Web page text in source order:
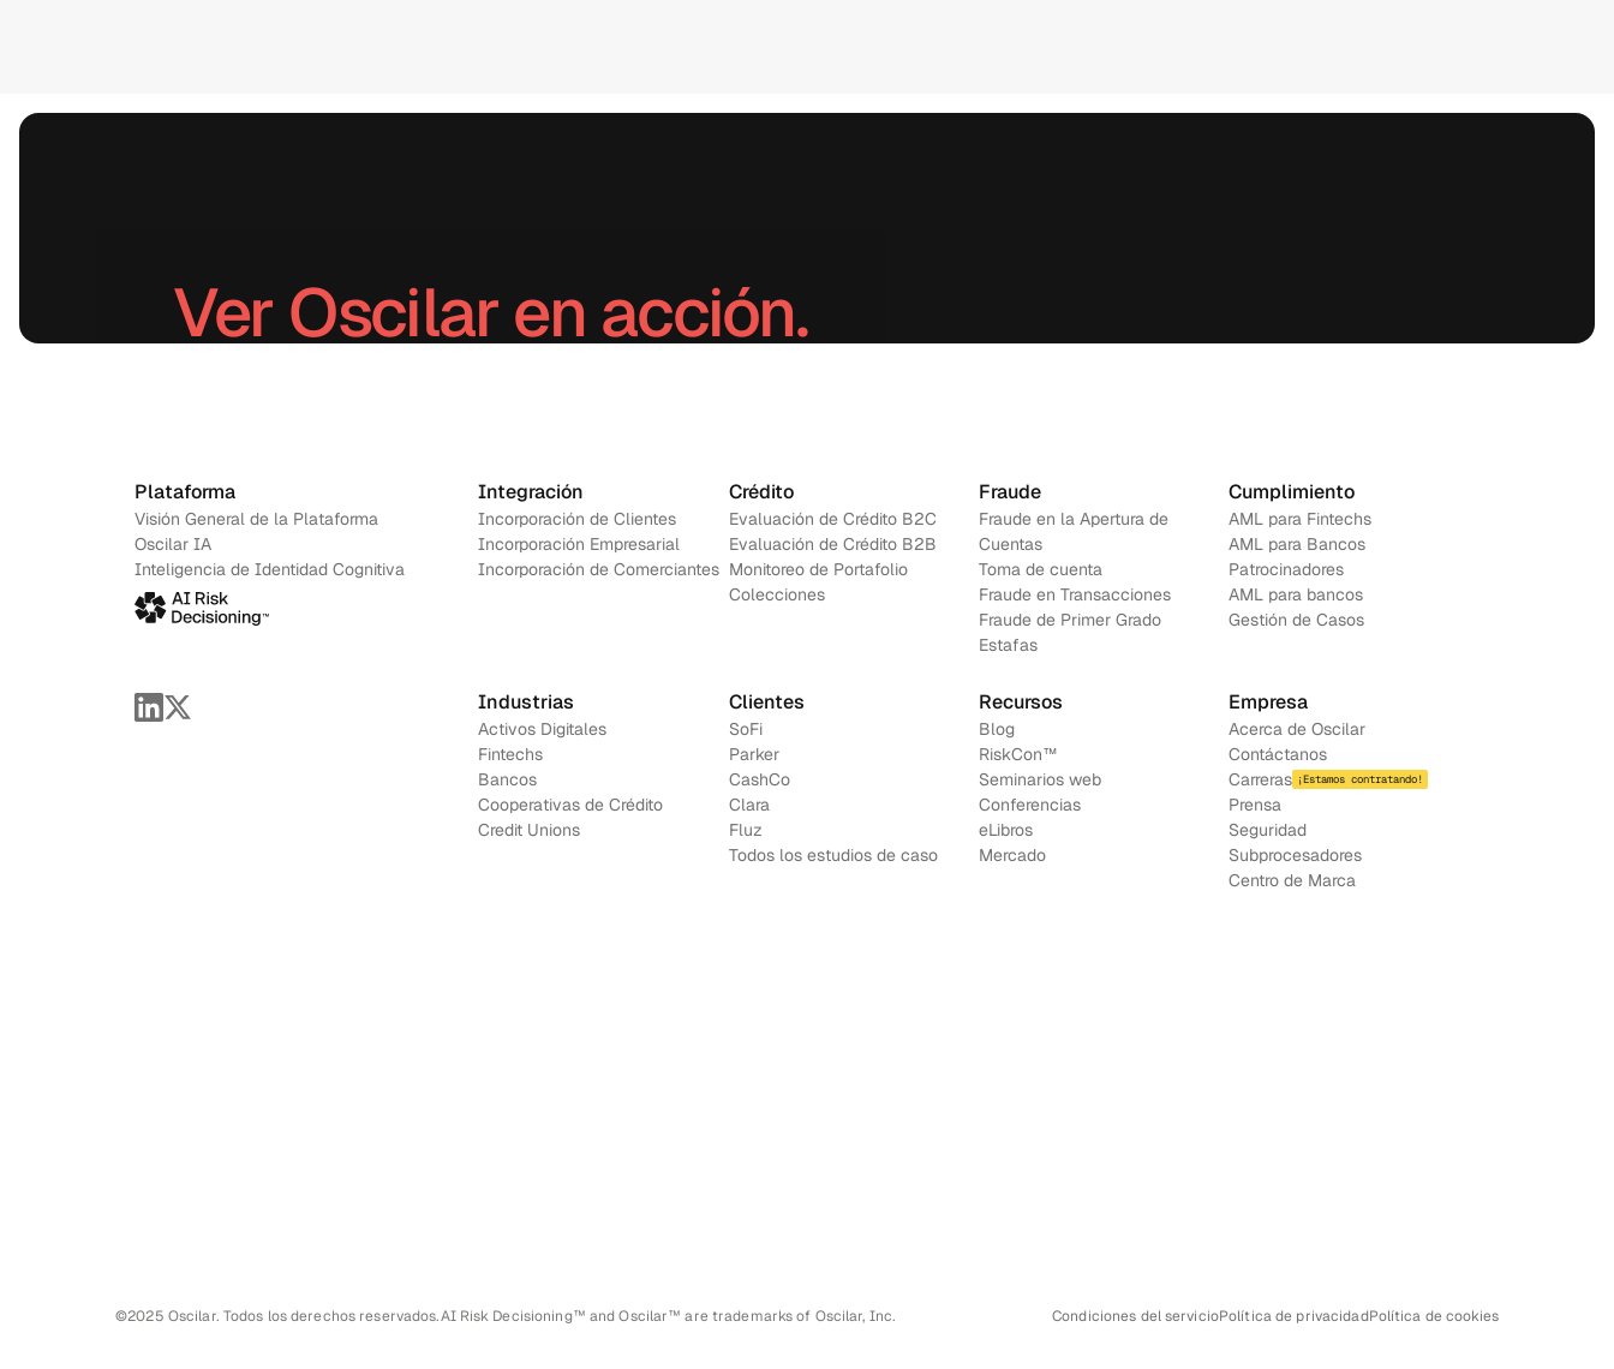
Ver Oscilar en acción.
Plataforma
Visión General de la Plataforma
Oscilar IA
Inteligencia de Identidad Cognitiva
Integración
Incorporación de Clientes
Incorporación Empresarial
Incorporación de Comerciantes
Crédito
Evaluación de Crédito B2C
Evaluación de Crédito B2B
Monitoreo de Portafolio
Colecciones
Fraude
Fraude en la Apertura de
Cuentas
Toma de cuenta
Fraude en Transacciones
Fraude de Primer Grado
Estafas
Cumplimiento
AML para Fintechs
AML para Bancos
Patrocinadores
AML para bancos
Gestión de Casos
Industrias
Activos Digitales
Fintechs
Bancos
Cooperativas de Crédito
Credit Unions
Clientes
SoFi
Parker
CashCo
Clara
Fluz
Todos los estudios de caso
Recursos
Blog
RiskCon™
Seminarios web
Conferencias
eLibros
Mercado
Empresa
Acerca de Oscilar
Contáctanos
Carreras ¡Estamos contratando!
Prensa
Seguridad
Subprocesadores
Centro de Marca
©2025 Oscilar. Todos los derechos reservados.AI Risk Decisioning™ and Oscilar™ are trademarks of Oscilar, Inc. Condiciones del servicioPolítica de privacidadPolítica de cookies